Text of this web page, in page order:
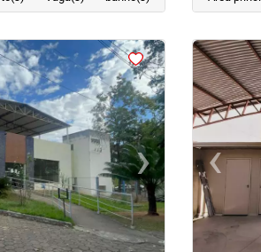
›Next
<<<
‹Previous